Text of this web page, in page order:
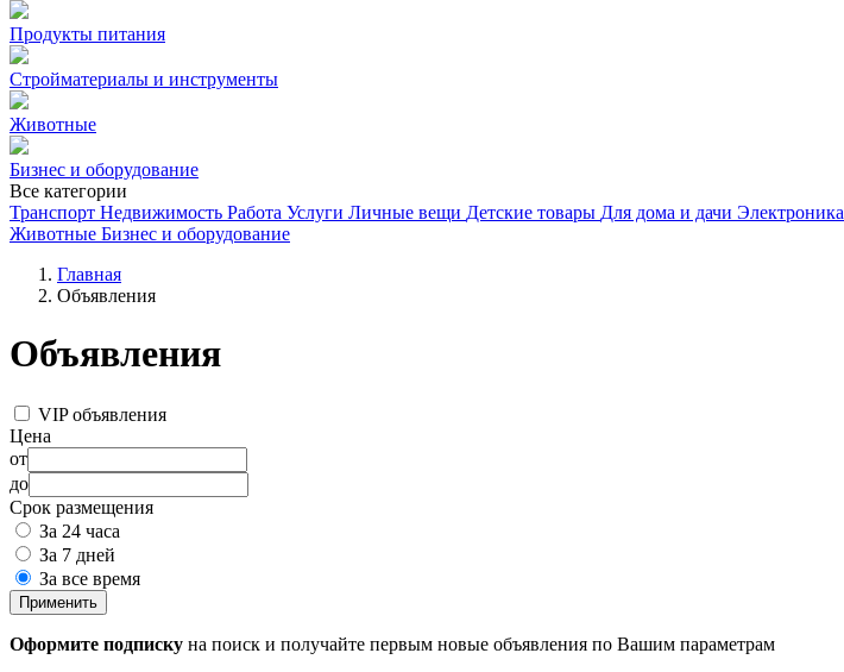
Продукты питания
Стройматериалы и инструменты
Животные
Бизнес и оборудование
Все категории
Транспорт Недвижимость Работа Услуги Личные вещи Детские товары Для дома и дачи Электроника
Животные Бизнес и оборудование
Главная
Объявления
Объявления
VIP объявления
Цена
от
до
Срок размещения
За 24 часа
За 7 дней
За все время
Применить
Оформите подписку на поиск и получайте первым новые объявления по Вашим параметрам